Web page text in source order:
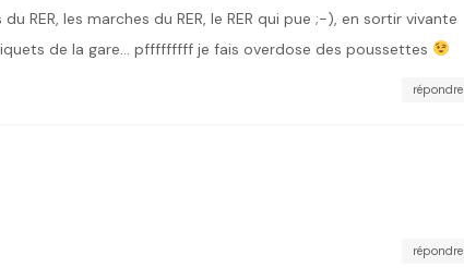
RER, les marches du RER, le RER qui pue ;-), en sortir vivante
de la gare… pfffffffff je fais overdose des poussettes
répondre
répondre